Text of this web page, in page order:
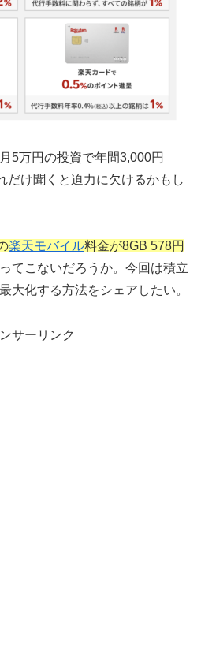
5万円の投資で年間3,000円
だけ聞くと迫力に欠けるかもし
楽天モバイル料金が8GB 578円
てこないだろうか。今回は積立
大化する方法をシェアしたい。
サーリンク